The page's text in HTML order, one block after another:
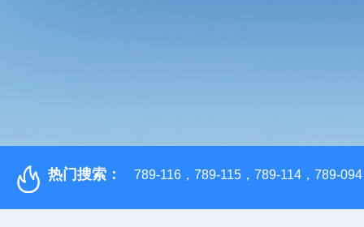
热门搜索： 789-116，789-115，789-114，789-